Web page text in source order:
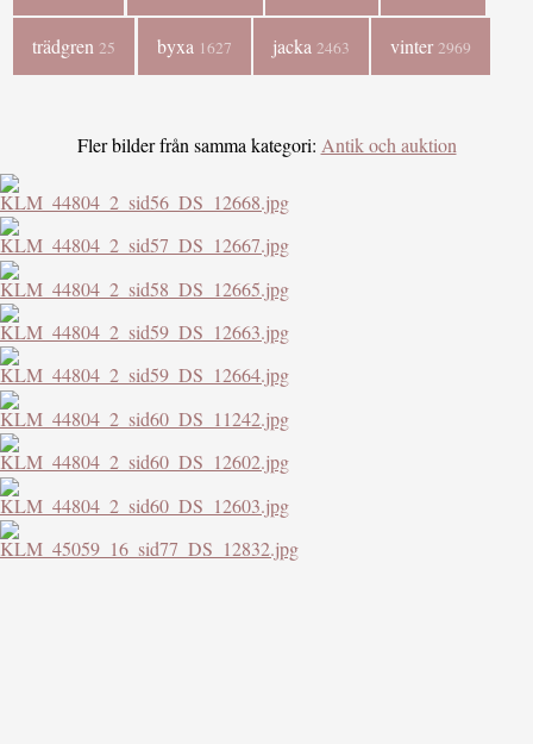
trädgren 25 byxa 1627 jacka 2463 vinter 2969
Fler bilder från samma kategori: Antik och auktion